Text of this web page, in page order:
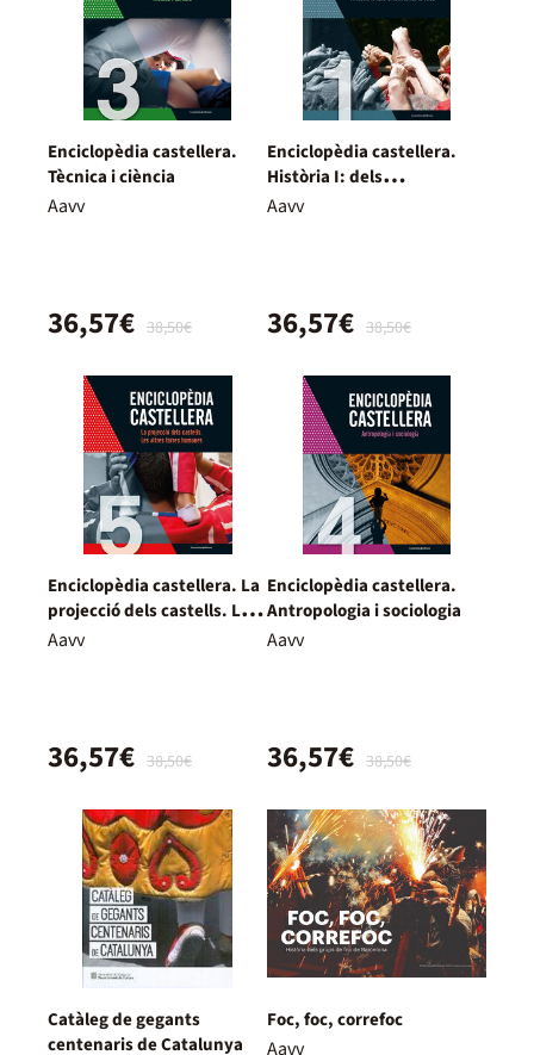
Enciclopèdia castellera.
Tècnica i ciència
Aavv
38,50€
36,57€
Enciclopèdia castellera.
Història I: dels
antecedents al 1939
Aavv
38,50€
36,57€
Enciclopèdia castellera. La
projecció dels castells. Les
altres torres humanes
Aavv
38,50€
36,57€
Enciclopèdia castellera.
Antropologia i sociologia
Aavv
38,50€
36,57€
Catàleg de gegants
centenaris de Catalunya
Foc, foc, correfoc
Aavv